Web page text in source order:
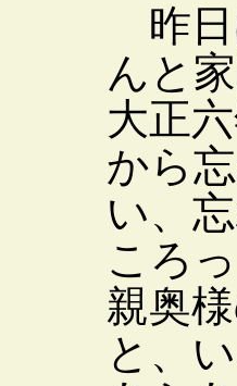
昨日
んと
大正
から
い、
ころ
親奥
と、